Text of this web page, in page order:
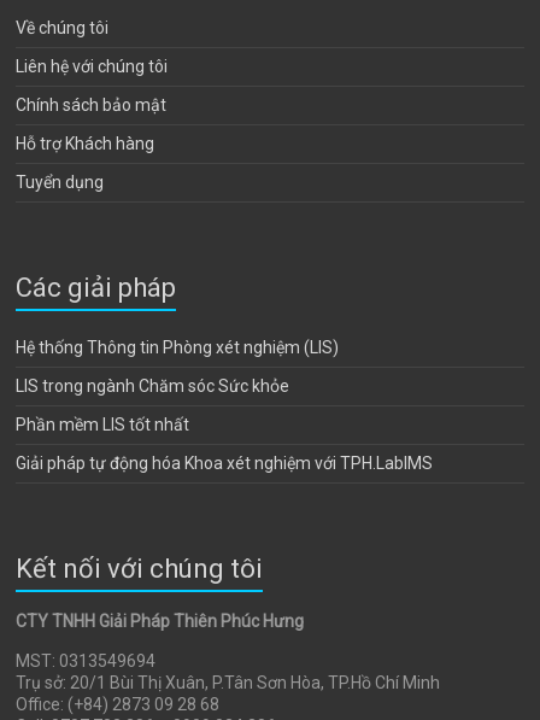
Về chúng tôi
Liên hệ với chúng tôi
Chính sách bảo mật
Hỗ trợ Khách hàng
Tuyển dụng
Các giải pháp
Hệ thống Thông tin Phòng xét nghiệm (LIS)
LIS trong ngành Chăm sóc Sức khỏe
Phần mềm LIS tốt nhất
Giải pháp tự động hóa Khoa xét nghiệm với TPH.LabIMS
Kết nối với chúng tôi
CTY TNHH Giải Pháp Thiên Phúc Hưng
MST: 0313549694
Trụ sở: 20/1 Bùi Thị Xuân, P.Tân Sơn Hòa, TP.Hồ Chí Minh
Office: (+84) 2873 09 28 68